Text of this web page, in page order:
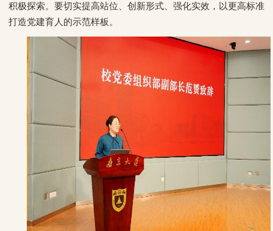
积极探索。要切实提高站位、创新形式、强化实效，以更高标准
打造党建育人的示范样板。